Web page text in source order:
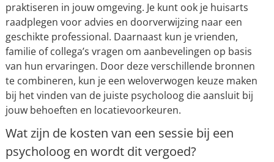
praktiseren in jouw omgeving. Je kunt ook je huisarts
raadplegen voor advies en doorverwijzing naar een
geschikte professional. Daarnaast kun je vrienden,
familie of collega’s vragen om aanbevelingen op basis
van hun ervaringen. Door deze verschillende bronnen
te combineren, kun je een weloverwogen keuze maken
bij het vinden van de juiste psycholoog die aansluit bij
jouw behoeften en locatievoorkeuren.
Wat zijn de kosten van een sessie bij een
psycholoog en wordt dit vergoed?